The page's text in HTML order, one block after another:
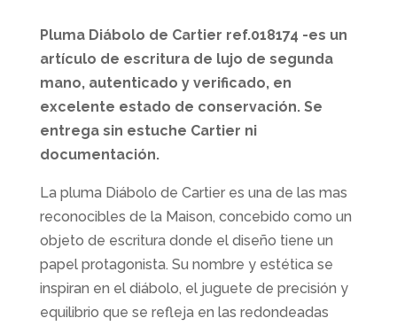
Pluma Diábolo de Cartier ref.018174 -es un
artículo de escritura de lujo de segunda
mano, autenticado y verificado, en
excelente estado de conservación. Se
entrega sin estuche Cartier ni
documentación.
La pluma Diábolo de Cartier es una de las mas
reconocibles de la Maison, concebido como un
objeto de escritura donde el diseño tiene un
papel protagonista. Su nombre y estética se
inspiran en el diábolo, el juguete de precisión y
equilibrio que se refleja en las redondeadas